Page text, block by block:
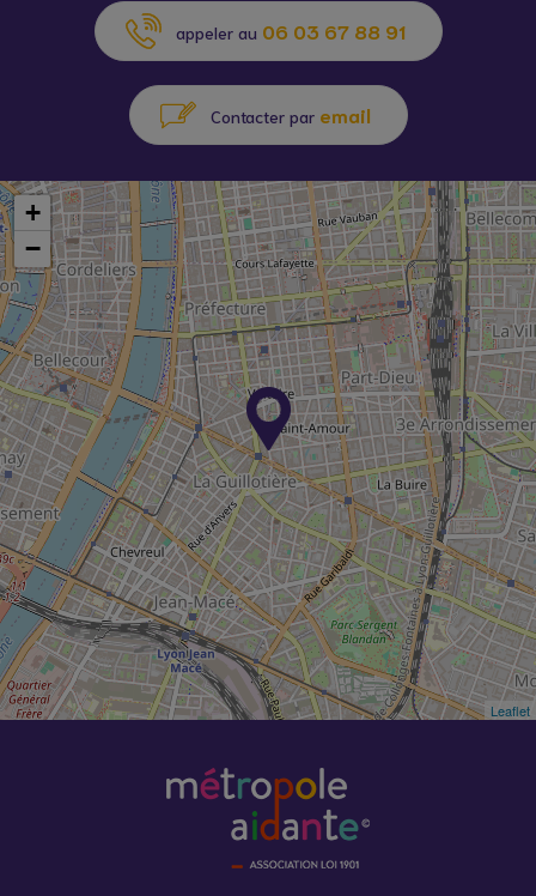
appeler au 06 03 67 88 91
Contacter par email
+
−
Leaflet